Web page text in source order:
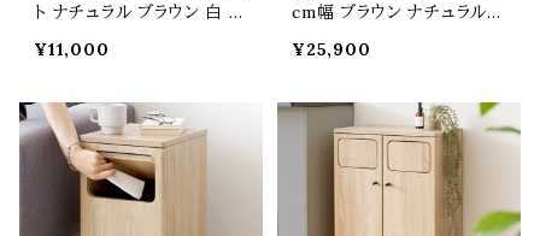
ト ナチュラル ブラウン 白 茶
キャスター付き プッシュ扉
さ80cm おすすめ おしゃれ
北欧 モダン スタイリッシュ
コンパクト 省スペース 木目
調 スリムタイプ ごみ入れ く
ずかご くず入れ
¥11,000
cm幅 ブラウン ナチュラル
箱 プッシュ扉付きごみ箱 幅
m おすすめ おしゃれ 北欧
モダン スタイリッシュ 収納
棚付き 45リットル 二連式ダ
ストボックス 両側取り出し
可能 作業台 くずかご ごみ
¥25,900